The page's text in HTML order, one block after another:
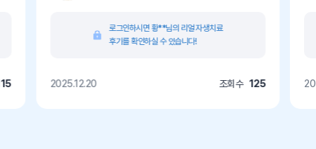
로그인하시면 황**님의 리얼 자생치료
후기를 확인하실 수 있습니다!
2025.12.20 조회수 125